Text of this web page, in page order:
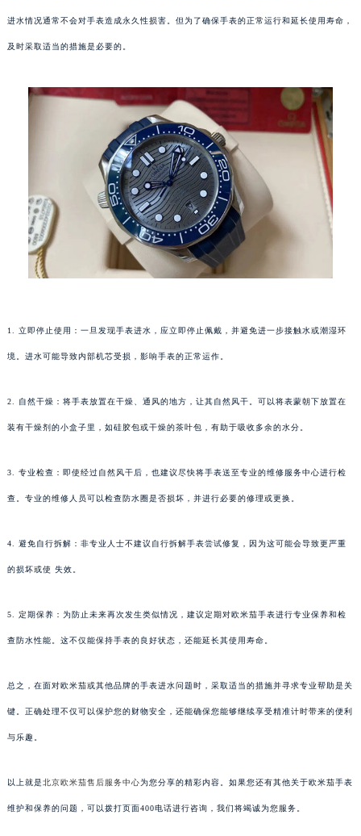
进水情况通常不会对手表造成永久性损害。但为了确保手表的正常运行和延长使用寿命，
及时采取适当的措施是必要的。
1. 立即停止使用：一旦发现手表进水，应立即停止佩戴，并避免进一步接触水或潮湿环
境。进水可能导致内部机芯受损，影响手表的正常运作。
2. 自然干燥：将手表放置在干燥、通风的地方，让其自然风干。可以将表蒙朝下放置在
装有干燥剂的小盒子里，如硅胶包或干燥的茶叶包，有助于吸收多余的水分。
3. 专业检查：即使经过自然风干后，也建议尽快将手表送至专业的维修服务中心进行检
查。专业的维修人员可以检查防水圈是否损坏，并进行必要的修理或更换。
4. 避免自行拆解：非专业人士不建议自行拆解手表尝试修复，因为这可能会导致更严重
的损坏或使 失效。
5. 定期保养：为防止未来再次发生类似情况，建议定期对欧米茄手表进行专业保养和检
查防水性能。这不仅能保持手表的良好状态，还能延长其使用寿命。
总之，在面对欧米茄或其他品牌的手表进水问题时，采取适当的措施并寻求专业帮助是关
键。正确处理不仅可以保护您的财物安全，还能确保您能够继续享受精准计时带来的便利
与乐趣。
以上就是北京欧米茄售后服务中心为您分享的精彩内容。如果您还有其他关于欧米茄手表
维护和保养的问题，可以拨打页面400电话进行咨询，我们将竭诚为您服务。